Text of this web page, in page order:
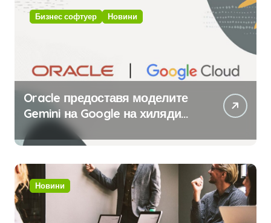
Бизнес софтуер Новини
Oracle предоставя моделите
Gemini на Google на хиляди
клиенти на бизнес
приложения
Новини